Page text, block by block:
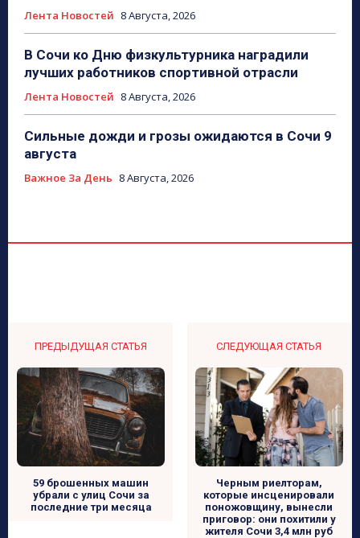
Лента Новостей 8 Августа, 2026
В Сочи ко Дню физкультурника наградили
лучших работников спортивной отрасли
Лента Новостей 8 Августа, 2026
Сильные дожди и грозы ожидаются в Сочи 9
августа
Важное За День 8 Августа, 2026
ПРЕДЫДУЩАЯ СТАТЬЯ
59 брошенных машин
убрали с улиц Сочи за
последние три месяца
СЛЕДУЮЩАЯ СТАТЬЯ
Черным риелторам,
которые инсценировали
поножовщину, вынесли
приговор: они похитили у
жителя Сочи 3,4 млн руб